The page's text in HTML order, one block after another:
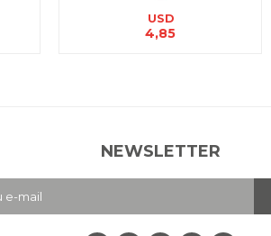
USD
4,85
NEWSLETTER